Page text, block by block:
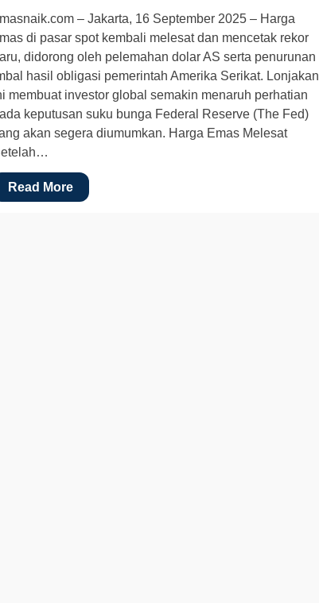
– Jakarta, 16 September 2025 – Harga
di pasar spot kembali melesat dan mencetak rekor
didorong oleh pelemahan dolar AS serta penurunan
hasil obligasi pemerintah Amerika Serikat. Lonjakan
membuat investor global semakin menaruh perhatian
keputusan suku bunga Federal Reserve (The Fed)
akan segera diumumkan. Harga Emas Melesat
Read More